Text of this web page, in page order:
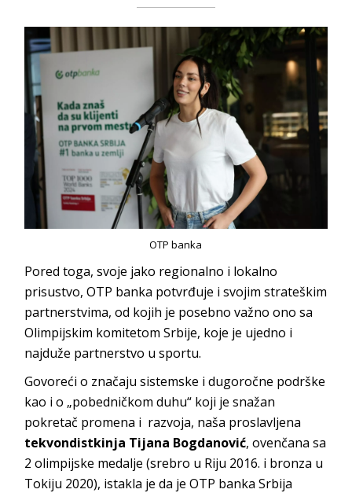
OTP banka
Pored toga, svoje jako regionalno i lokalno
prisustvo, OTP banka potvrđuje i svojim strateškim
partnerstvima, od kojih je posebno važno ono sa
Olimpijskim komitetom Srbije, koje je ujedno i
najduže partnerstvo u sportu.
Govoreći o značaju sistemske i dugoročne podrške
kao i o „pobedničkom duhu“ koji je snažan
pokretač promena i razvoja, naša proslavljena
tekvondistkinja Tijana Bogdanović, ovenčana sa
2 olimpijske medalje (srebro u Riju 2016. i bronza u
Tokiju 2020), istakla je da je OTP banka Srbija